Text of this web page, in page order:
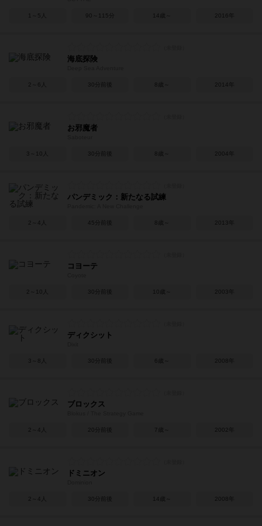
1～5人 90～115分 14歳～ 2016年
海底探険
2～6人 30分前後 8歳～ 2014年
お邪魔者
3～10人 30分前後 8歳～ 2004年
パンデミック：新たなる試練
2～4人 45分前後 8歳～ 2013年
コヨーテ
2～10人 30分前後 10歳～ 2003年
ディクシット
3～8人 30分前後 6歳～ 2008年
ブロックス
2～4人 20分前後 7歳～ 2002年
ドミニオン
2～4人 30分前後 14歳～ 2008年